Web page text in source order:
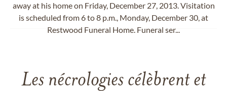
away at his home on Friday, December 27, 2013. Visitation
is scheduled from 6 to 8 p.m., Monday, December 30, at
Restwood Funeral Home. Funeral ser...
Les nécrologies célèbrent et